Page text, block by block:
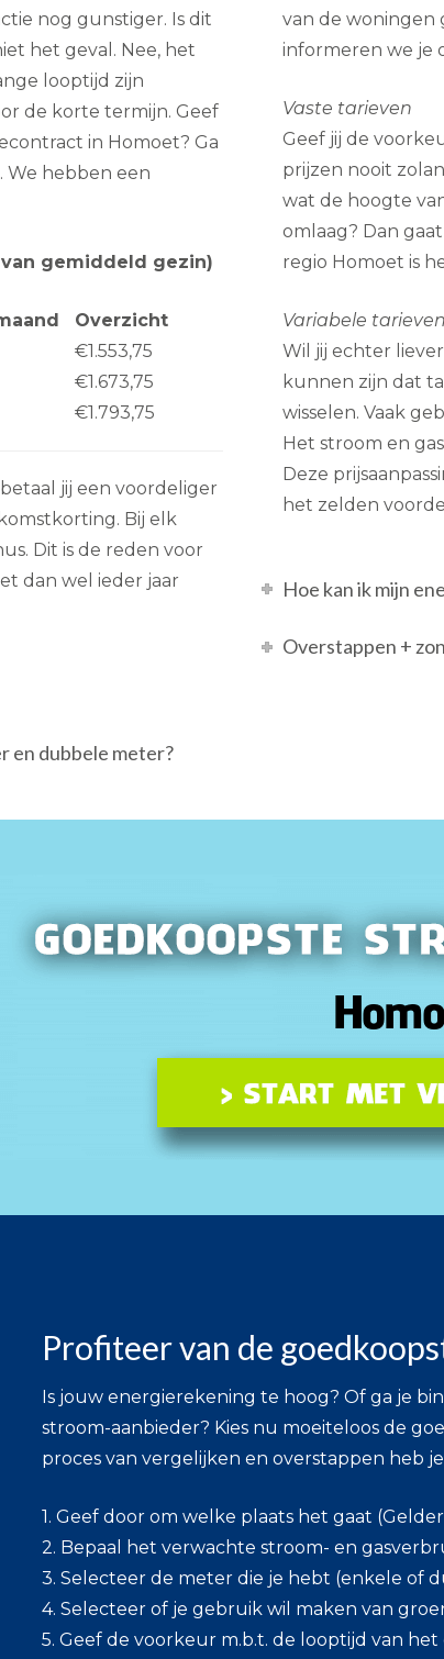
nog gunstiger. Is dit
het geval. Nee, het
looptijd zijn
de korte termijn. Geef
in Homoet? Ga
We hebben een
gemiddeld gezin)
Overzicht
€1.553,75
€1.673,75
€1.793,75
jij een voordeliger
Bij elk
Dit is de reden voor
dan wel ieder jaar
en dubbele meter?
van de woningen
informeren we je
Vaste tarieven
Geef jij de
prijzen nooit
wat de hoogte
omlaag? Dan
regio Homoet is
Variabele tarieven
Wil jij echter
kunnen zijn dat
wisselen. Vaak
Het stroom en
Deze
het zelden
Hoe kan ik mijn
Overstappen +
Profiteer van de
Is jouw energierekening te hoog? Of ga je
stroom-aanbieder? Kies nu moeiteloos de
proces van vergelijken en overstappen heb
1. Geef door om welke plaats het gaat
2. Bepaal het verwachte stroom- en
3. Selecteer de meter die je hebt (enkele of
4. Selecteer of je gebruik wil maken van
5. Geef de voorkeur m.b.t. de looptijd van